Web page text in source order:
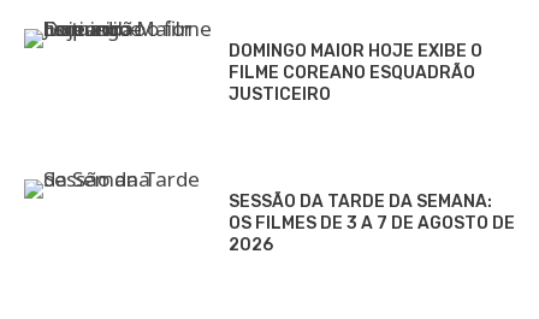
DOMINGO MAIOR HOJE EXIBE O
FILME COREANO ESQUADRÃO
JUSTICEIRO
SESSÃO DA TARDE DA SEMANA:
OS FILMES DE 3 A 7 DE AGOSTO DE
2026